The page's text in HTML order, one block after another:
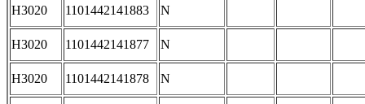
H3020 1101442141883 N
H3020 1101442141877 N
H3020 1101442141878 N